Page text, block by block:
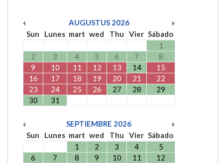
AUGUSTUS 2026
Sun
Lunes mart wed Thu Vier Sábado
1
2
3 4 5 6 7
8
9
10 11 12 13 14
15
16
17 18 19 20 21
22
23
24 25 26 27 28
29
30
31
SEPTIEMBRE 2026
Sun
Lunes mart wed Thu Vier Sábado
1
2 3 4
5
6
7 8 9 10 11
12